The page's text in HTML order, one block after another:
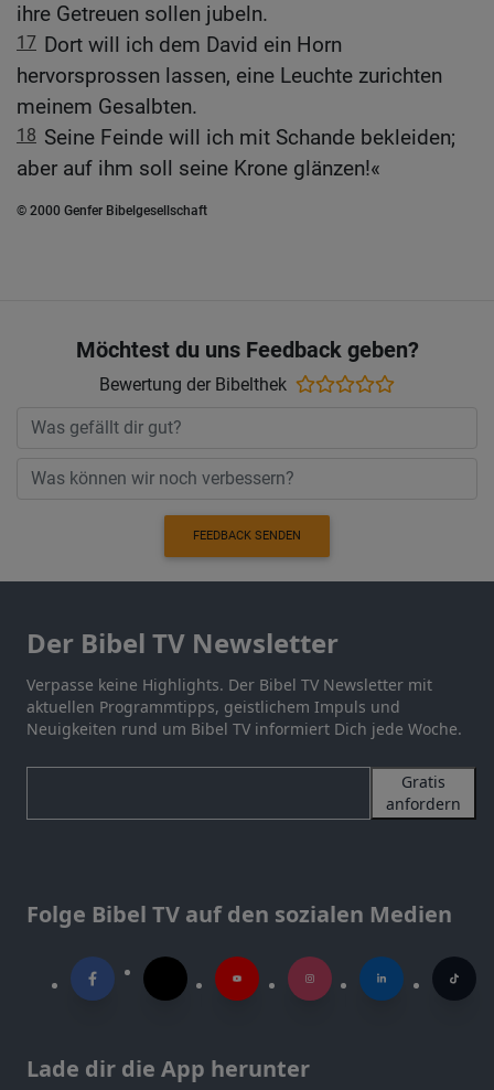
ihre Getreuen sollen jubeln.
17 Dort will ich dem David ein Horn
hervorsprossen lassen, eine Leuchte zurichten
meinem Gesalbten.
18 Seine Feinde will ich mit Schande bekleiden;
aber auf ihm soll seine Krone glänzen!«
© 2000 Genfer Bibelgesellschaft
Möchtest du uns Feedback geben?
Bewertung der Bibelthek
FEEDBACK SENDEN
Der Bibel TV Newsletter
Verpasse keine Highlights. Der Bibel TV Newsletter mit
aktuellen Programmtipps, geistlichem Impuls und
Neuigkeiten rund um Bibel TV informiert Dich jede Woche.
Gratis
anfordern
Folge Bibel TV auf den sozialen Medien
Lade dir die App herunter